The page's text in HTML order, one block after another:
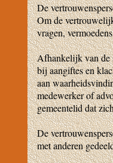
De
Om de
vragen,
Afhankelijk van de
bij aangiftes en
aan
medewerker of
gemeentelid dat
De
met anderen